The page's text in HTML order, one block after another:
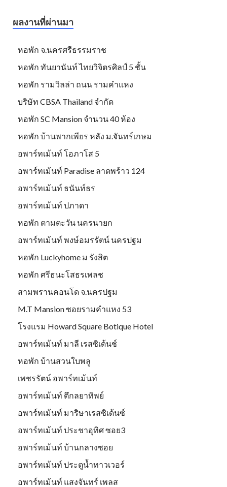
ผลงานที่ผ่านมา
หอพัก จ.นครศรีธรรมราช
หอพัก ทันยานันท์ ไทยวิจิตรศิลป์ 5 ชั้น
หอพัก รามวิลล่า ถนน รามคำแหง
บริษัท CBSA Thailand จำกัด
หอพัก SC Mansion จำนวน 40 ห้อง
หอพัก บ้านพากเพียร หลัง ม.จันทร์เกษม
อพาร์ทเม้นท์ โอภาโส 5
อพาร์ทเม้นท์ Paradise ลาดพร้าว 124
อพาร์ทเม้นท์ ธนันท์ธร
อพาร์ทเม้นท์ ปภาดา
หอพัก ตามตะวัน นครนายก
อพาร์ทเม้นท์ พงษ์อมรรัตน์ นครปฐม
หอพัก Luckyhome ม รังสิต
หอพัก ศรีธนะโสธรเพลช
สามพรานคอนโด จ.นครปฐม
M.T Mansion ซอยรามคำแหง 53
โรงแรม Howard Square Botique Hotel
อพาร์ทเม้นท์ มาลี เรสซิเด้นช์
หอพัก บ้านสวนใบพลู
เพชรรัตน์ อพาร์ทเม้นท์
อพาร์ทเม้นท์ ตึกลยาทิพย์
อพาร์ทเม้นท์ มาริษาเรสซิเด้นซ์
อพาร์ทเม้นท์ ประชาอุทิศ ซอย3
อพาร์ทเม้นท์ บ้านกลางซอย
อพาร์ทเม้นท์ ประตูน้ำทาวเวอร์
อพาร์ทเม้นท์ แสงจันทร์ เพลส